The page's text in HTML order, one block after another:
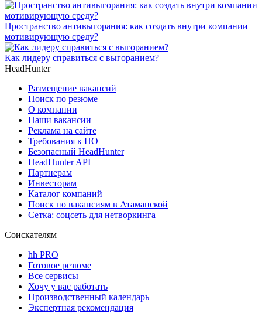
Пространство антивыгорания: как создать внутри компании
мотивирующую среду?
Как лидеру справиться с выгоранием?
HeadHunter
Размещение вакансий
Поиск по резюме
О компании
Наши вакансии
Реклама на сайте
Требования к ПО
Безопасный HeadHunter
HeadHunter API
Партнерам
Инвесторам
Каталог компаний
Поиск по вакансиям в Атаманской
Сетка: соцсеть для нетворкинга
Соискателям
hh PRO
Готовое резюме
Все сервисы
Хочу у вас работать
Производственный календарь
Экспертная рекомендация